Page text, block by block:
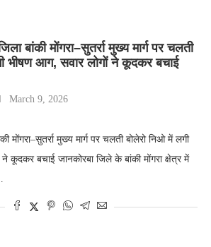
बांकी मोंगरा–सुतर्रा मुख्य मार्ग पर चलती
भीषण आग, सवार लोगों ने कूदकर बचाई
March 9, 2026
मोंगरा–सुतर्रा मुख्य मार्ग पर चलती बोलेरो निओ में लगी
कूदकर बचाई जानकोरबा जिले के बांकी मोंगरा क्षेत्र में